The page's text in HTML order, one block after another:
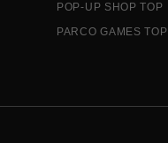
POP-UP SHOP TOP
PARCO GAMES TOP